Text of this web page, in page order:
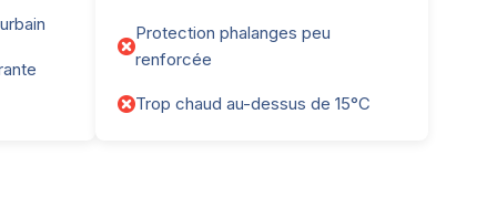
Protection phalanges peu
renforcée
Trop chaud au-dessus de 15°C